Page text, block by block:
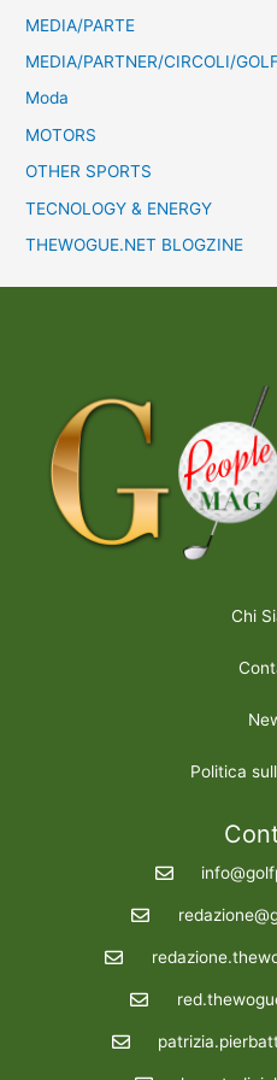
MEDIA/PARTE
MEDIA/PARTNER/CIRCOLI/
Moda
MOTORS
OTHER SPORTS
TECNOLOGY & ENERGY
THEWOGUE.NET BLOGZINE
Chi
Politica